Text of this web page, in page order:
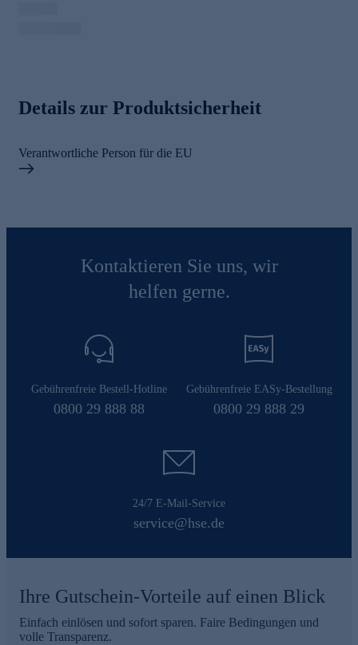
Details zur Produktsicherheit
Verantwortliche Person für die EU
Kontaktieren Sie uns, wir
helfen gerne.
Gebührenfreie Bestell-Hotline
0800 29 888 88
Gebührenfreie EASy-Bestellung
0800 29 888 29
24/7 E-Mail-Service
service@hse.de
Ihre Gutschein-Vorteile auf einen Blick
Einfach einlösen und sofort sparen. Faire Bedingungen und
volle Transparenz.